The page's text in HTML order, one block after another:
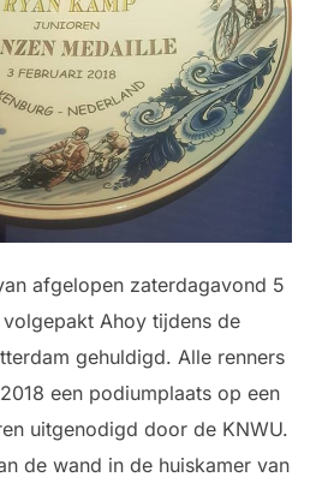
afgelopen zaterdagavond 5
volgepakt Ahoy tijdens de
gehuldigd. Alle renners
een podiumplaats op een
uitgenodigd door de KNWU.
de wand in de huiskamer van